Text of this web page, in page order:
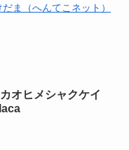
だま（へんてこネット）
オヒメシャクケイ